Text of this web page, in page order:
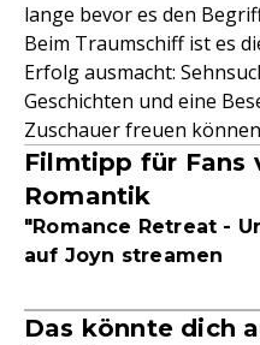
lange bevor es den
Beim Traumschiff ist es
Erfolg ausmacht:
Geschichten und eine
Zuschauer freuen
Filmtipp für Fans
Romantik
"Romance Retreat -
auf Joyn streamen
Das könnte dich